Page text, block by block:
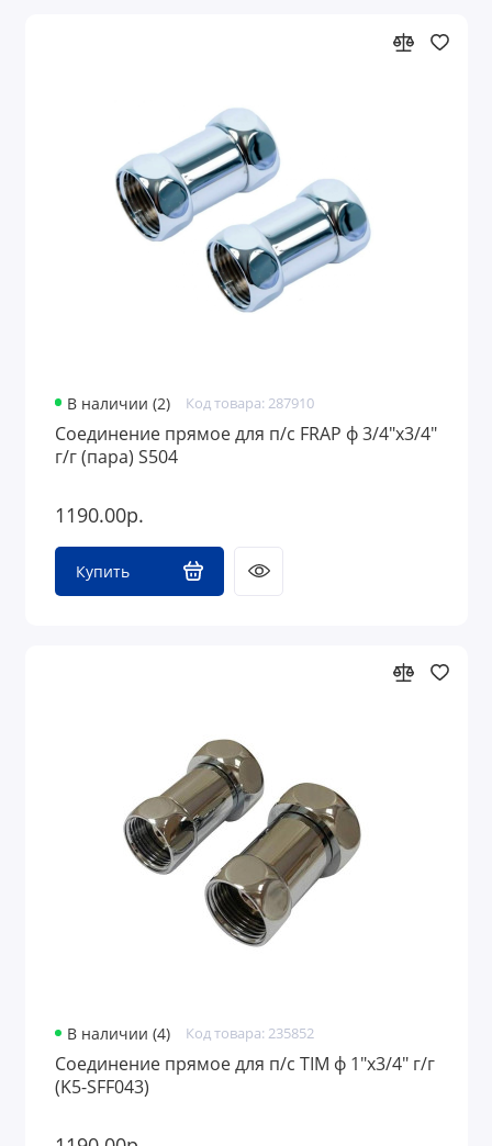
В наличии (2) Код товара: 287910
Соединение прямое для п/с FRAP ф 3/4"х3/4"
г/г (пара) S504
1190.00р.
Купить
В наличии (4) Код товара: 235852
Соединение прямое для п/с TIM ф 1"х3/4" г/г
(K5-SFF043)